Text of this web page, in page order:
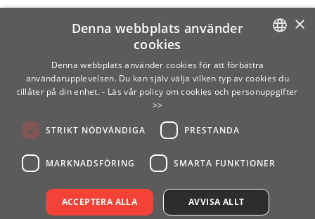
SWEDISH
×
Denna webbplats använder
cookies
Denna webbplats använder cookies för att förbättra
användarupplevelsen. Du kan själv välja vilken typ av cookies du
tillåter på din enhet. - Läs vår policy om cookies och personuppgifter
>>
STRIKT NÖDVÄNDIGA PRESTANDA
MARKNADSFÖRING SMARTA FUNKTIONER
ACCEPTERA ALLA AVVISA ALLT